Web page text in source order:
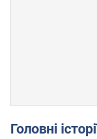
Головні